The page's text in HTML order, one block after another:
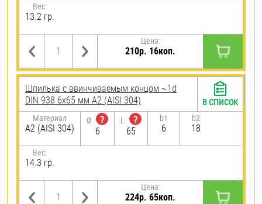
Вес:
13.2 гр.
Цена:
210р. 16коп.
Шпилька c ввинчиваемым концом ~1d
DIN 938 6х65 мм А2 (AISI 304)
Материал
А2 (AISI 304)
Ø
?
6
L
?
65
b1
6
b2
18
Вес:
14.3 гр.
Цена:
224р. 65коп.
В СПИСОК